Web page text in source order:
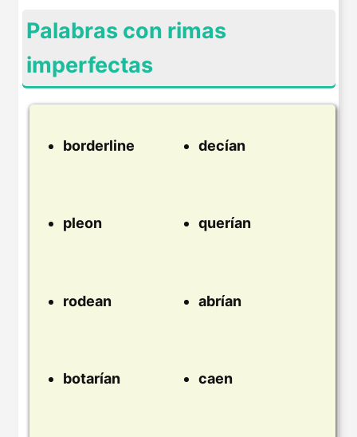
Palabras con rimas
imperfectas
borderline decían
pleon querían
rodean abrían
botarían caen